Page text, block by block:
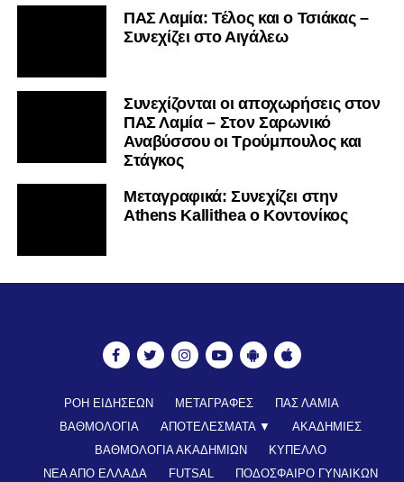
ΠΑΣ Λαμία: Τέλος και ο Τσιάκας –
Συνεχίζει στο Αιγάλεω
Συνεχίζονται οι αποχωρήσεις στον
ΠΑΣ Λαμία – Στον Σαρωνικό
Αναβύσσου οι Τρούμπουλος και
Στάγκος
Mεταγραφικά: Συνεχίζει στην
Athens Kallithea ο Κοντονίκος
ΡΟΗ ΕΙΔΗΣΕΩΝ ΜΕΤΑΓΡΑΦΕΣ
ΠΑΣ ΛΑΜΙΑ
ΒΑΘΜΟΛΟΓΙΑ
ΑΠΟΤΕΛΕΣΜΑΤΑ ▼
ΑΚΑΔΗΜΙΕΣ
ΒΑΘΜΟΛΟΓΙΑ ΑΚΑΔΗΜΙΩΝ
ΚΥΠΕΛΛΟ
ΝΕΑ ΑΠΟ ΕΛΛΑΔΑ
FUTSAL
ΠΟΔΟΣΦΑΙΡΟ ΓΥΝΑΙΚΩΝ